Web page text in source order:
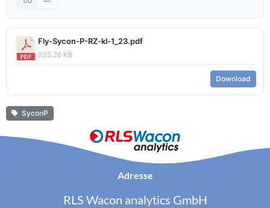
Fly-Sycon-P-RZ-kl-1_23.pdf
835.26 KB
Download
SyconP
Adresse
RLS Wacon analytics GmbH